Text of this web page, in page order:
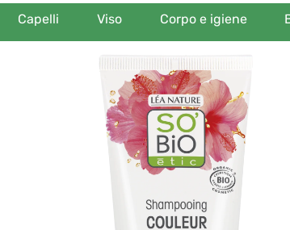
Capelli Viso Corpo e igiene